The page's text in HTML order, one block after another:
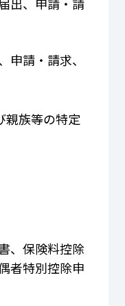
申請・請求、
親族等の特定
、保険料控除
者特別控除申